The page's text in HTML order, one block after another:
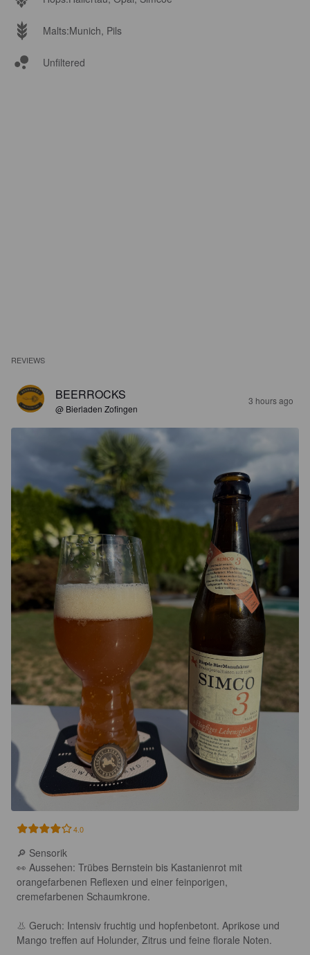
Malts:Munich, Pils
Unfiltered
REVIEWS
BEERROCKS
@ Bierladen Zofingen
3 hours ago
4.0
🔎 Sensorik
👀 Aussehen: Trübes Bernstein bis Kastanienrot mit
orangefarbenen Reflexen und einer feinporigen,
cremefarbenen Schaumkrone.
👃 Geruch: Intensiv fruchtig und hopfenbetont. Aprikose und
Mango treffen auf Holunder, Zitrus und feine florale Noten.